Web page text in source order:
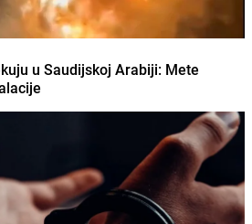
u Saudijskoj Arabiji: Mete